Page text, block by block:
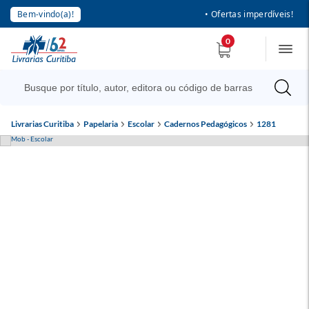
Bem-vindo(a)! • Ofertas imperdíveis!
0
Livrarias Curitiba Papelaria Escolar Cadernos Pedagógicos 1281